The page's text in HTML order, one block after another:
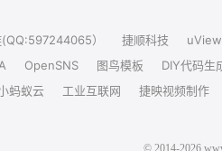
） 捷顺科技
uView
OpenSNS 图鸟模板
DIY代码生
蚂蚁云 工业互联网 捷映视频制作
© 2014-2026